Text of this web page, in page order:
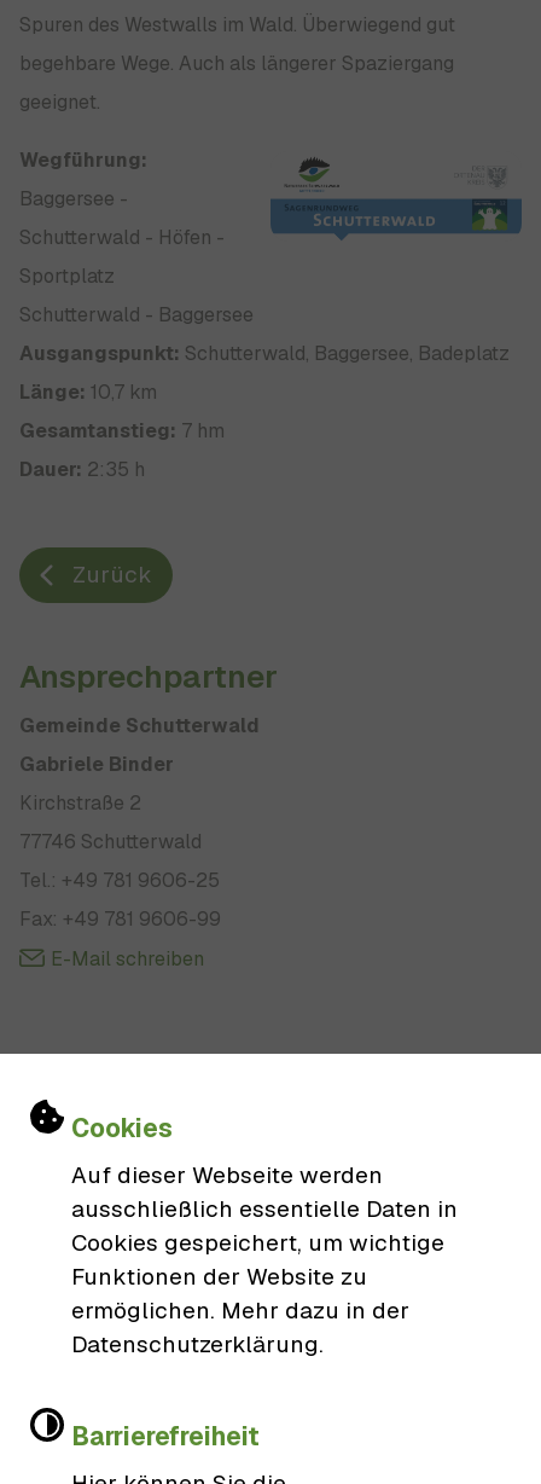
Einstellungen zu Cookies und
Cookies
Auf dieser Webseite werden
ausschließlich essentielle Daten in
Cookies gespeichert, um wichtige
Funktionen der Website zu
ermöglichen. Mehr dazu in der
Datenschutzerklärung.
Barrierefreiheit
Spuren des Westwalls im Wald. Überwiegend gut
begehbare Wege. Auch als längerer Spaziergang
geeignet.
Wegführung:
Baggersee -
Schutterwald - Höfen -
Sportplatz
Schutterwald - Baggersee
Ausgangspunkt: Schutterwald, Baggersee, Badeplatz
Länge: 10,7 km
Gesamtanstieg: 7 hm
Dauer: 2:35 h
Zurück
Ansprechpartner
Gemeinde Schutterwald
Gabriele Binder
Kirchstraße 2
77746 Schutterwald
Tel.: +49 781 9606-25
Fax: +49 781 9606-99
E-Mail schreiben
Rathaus Schutterwald
Gemeinde Schutterwald
Kirchstraße 2
77746 Schutterwald
0781/9606-0
Öffnungszeiten